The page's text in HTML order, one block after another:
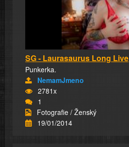
SG - Laurasaurus Long Live
Punkerka.
NemamJmeno
2781x
1
Fotografie / Ženský
19/01/2014